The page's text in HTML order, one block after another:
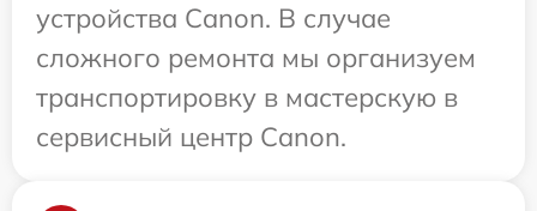
устройства Canon. В случае
сложного ремонта мы организуем
транспортировку в мастерскую в
сервисный центр Canon.